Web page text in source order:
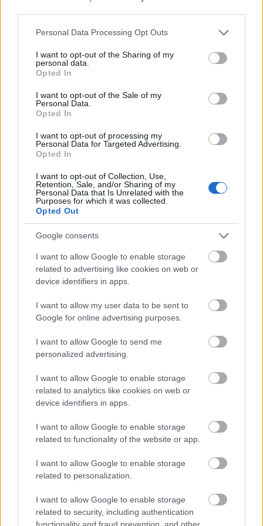
Please note that this website/app uses one or more Google
not limited to your visit or usage behaviour. You may click to
grant or deny consent to Google and its third-party tags to
use your data for below specified purposes in below Google
consent section.
Personal Data Processing Opt Outs
I want to opt-out of the Sharing of my
personal data.
Opted In
I want to opt-out of the Sale of my
Personal Data.
Opted In
I want to opt-out of processing my
Personal Data for Targeted Advertising.
Opted In
I want to opt-out of Collection, Use,
Retention, Sale, and/or Sharing of my
Personal Data that Is Unrelated with the
Purposes for which it was collected.
Opted Out
Google consents
I want to allow Google to enable storage
related to advertising like cookies on web or
device identifiers in apps.
I want to allow my user data to be sent to
Google for online advertising purposes.
I want to allow Google to send me
personalized advertising.
I want to allow Google to enable storage
related to analytics like cookies on web or
device identifiers in apps.
I want to allow Google to enable storage
related to functionality of the website or app.
I want to allow Google to enable storage
related to personalization.
I want to allow Google to enable storage
related to security, including authentication
functionality and fraud prevention, and other
10 aspecte financiare de care sa tii
cont inainte sa te casatoresti
Metoda acestei femei îl va face pe
iubitul tău să se gandească mereu la
tine
Micuțele nevinovate: 5 femei din zodiac
pe care bărbații le înșală mereu
intalnirile unui cupluincep sa produca
indoieli, atunci persoanele implicate se simt prost
si se apara una de cealalta. Incep sa se uite in alte
pentru a gasi altesurse de iubiresi atentie. Daca
intalnirile dintr-un cuplu incep sa fie sterile si
de celalalt. Plictiseala incepe sa duca la indiferenta,
sentimente umane. Sunt convinsa ca orice este de
preferat plictiselii: ceva captivant, si chiar
periculos. Este mai bine sa te bati, decat sa te
plictisesti.